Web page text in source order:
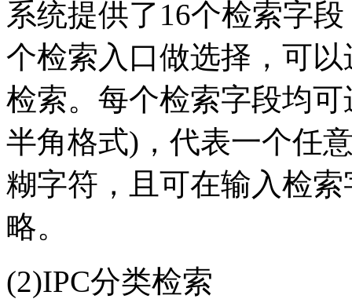
系统提供了16个检索字
个检索入口做选择，可
检索。每个检索字段均
半角格式)，代表一个任
糊字符，且可在输入检
略。
(2)IPC分类检索